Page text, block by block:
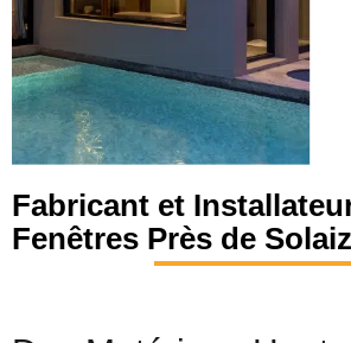
Fabricant et
Fenêtres Près de